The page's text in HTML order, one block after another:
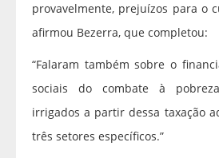
provavelmente, prejuízos para o
afirmou Bezerra, que completou:
“Falaram também sobre o
sociais do combate à
irrigados a partir dessa taxação
três setores específicos.”